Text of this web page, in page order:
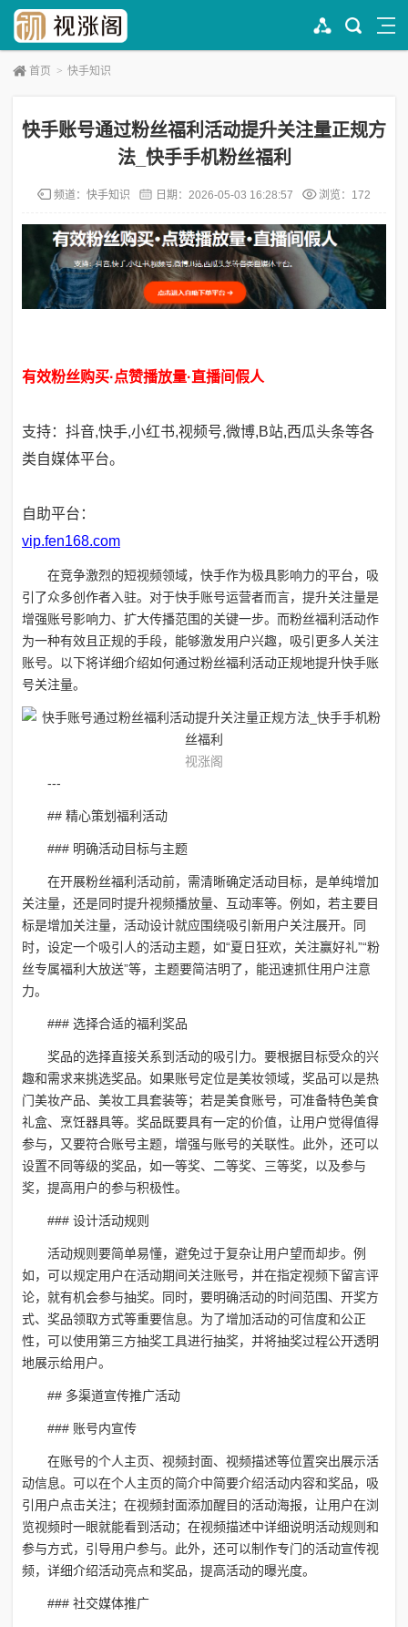
首页 > 快手知识
快手账号通过粉丝福利活动提升关注量正规方
法_快手手机粉丝福利
频道： 快手知识 日期： 2026-05-03 16:28:57 浏览：172
有效粉丝购买·点赞播放量·直播间假人
支持：抖音,快手,小红书,视频号,微博,B站,西瓜头条等各
类自媒体平台。
自助平台：
vip.fen168.com
在竞争激烈的短视频领域，快手作为极具影响力的平台，吸
引了众多创作者入驻。对于快手账号运营者而言，提升关注量是
增强账号影响力、扩大传播范围的关键一步。而粉丝福利活动作
为一种有效且正规的手段，能够激发用户兴趣，吸引更多人关注
账号。以下将详细介绍如何通过粉丝福利活动正规地提升快手账
号关注量。
视涨阁
---
## 精心策划福利活动
### 明确活动目标与主题
在开展粉丝福利活动前，需清晰确定活动目标，是单纯增加
关注量，还是同时提升视频播放量、互动率等。例如，若主要目
标是增加关注量，活动设计就应围绕吸引新用户关注展开。同
时，设定一个吸引人的活动主题，如“夏日狂欢，关注赢好礼”“粉
丝专属福利大放送”等，主题要简洁明了，能迅速抓住用户注意
力。
### 选择合适的福利奖品
奖品的选择直接关系到活动的吸引力。要根据目标受众的兴
趣和需求来挑选奖品。如果账号定位是美妆领域，奖品可以是热
门美妆产品、美妆工具套装等；若是美食账号，可准备特色美食
礼盒、烹饪器具等。奖品既要具有一定的价值，让用户觉得值得
参与，又要符合账号主题，增强与账号的关联性。此外，还可以
设置不同等级的奖品，如一等奖、二等奖、三等奖，以及参与
奖，提高用户的参与积极性。
### 设计活动规则
活动规则要简单易懂，避免过于复杂让用户望而却步。例
如，可以规定用户在活动期间关注账号，并在指定视频下留言评
论，就有机会参与抽奖。同时，要明确活动的时间范围、开奖方
式、奖品领取方式等重要信息。为了增加活动的可信度和公正
性，可以使用第三方抽奖工具进行抽奖，并将抽奖过程公开透明
地展示给用户。
## 多渠道宣传推广活动
### 账号内宣传
在账号的个人主页、视频封面、视频描述等位置突出展示活
动信息。可以在个人主页的简介中简要介绍活动内容和奖品，吸
引用户点击关注；在视频封面添加醒目的活动海报，让用户在浏
览视频时一眼就能看到活动；在视频描述中详细说明活动规则和
参与方式，引导用户参与。此外，还可以制作专门的活动宣传视
频，详细介绍活动亮点和奖品，提高活动的曝光度。
### 社交媒体推广